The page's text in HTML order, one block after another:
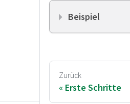
Beispiel
Zurück
Erste Schritte